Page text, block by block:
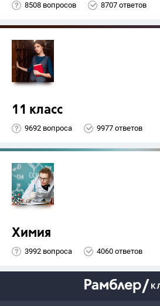
8508 вопросов 8707 ответов
11 класс
9692 вопроса 9977 ответов
Химия
3992 вопроса 4060 ответов